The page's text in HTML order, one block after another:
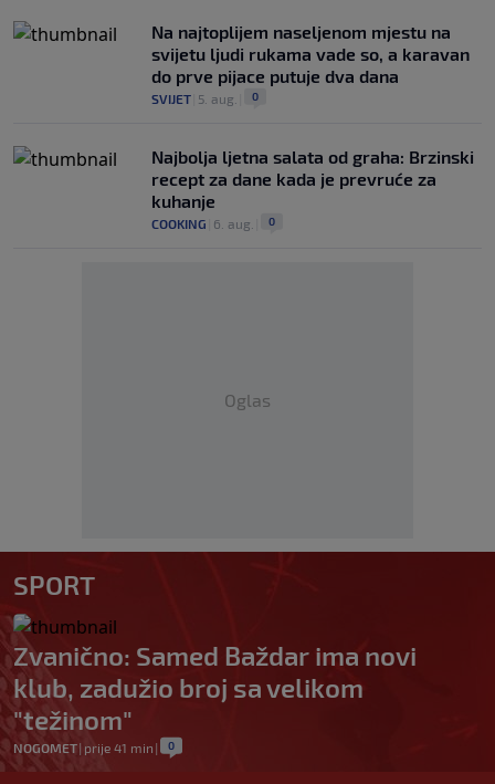
Na najtoplijem naseljenom mjestu na
svijetu ljudi rukama vade so, a karavan
do prve pijace putuje dva dana
SVIJET 5. aug. 0
Najbolja ljetna salata od graha: Brzinski
recept za dane kada je prevruće za
kuhanje
COOKING 6. aug. 0
Oglas
SPORT
Zvanično: Samed Baždar ima novi
klub, zadužio broj sa velikom
"težinom"
NOGOMET| prije 41 min | 0